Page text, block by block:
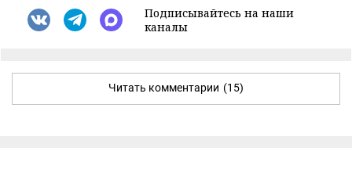
Подписывайтесь на наши
каналы
Читать комментарии (15)